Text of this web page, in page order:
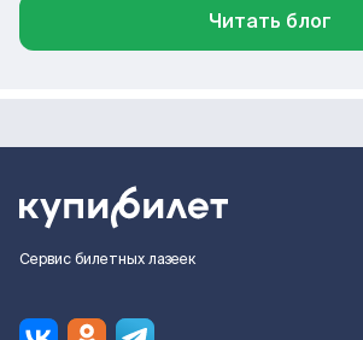
Читать блог
Сервис билетных лазеек